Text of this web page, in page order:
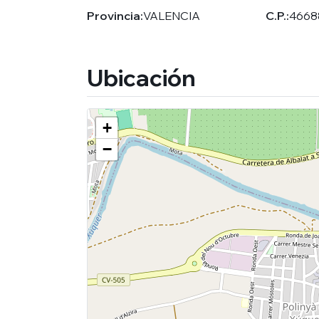
Provincia:VALENCIA C.P.:
Ubicación
+
−